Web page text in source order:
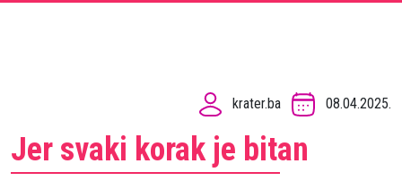
krater.ba 08.04.2025.
Jer svaki korak je bitan